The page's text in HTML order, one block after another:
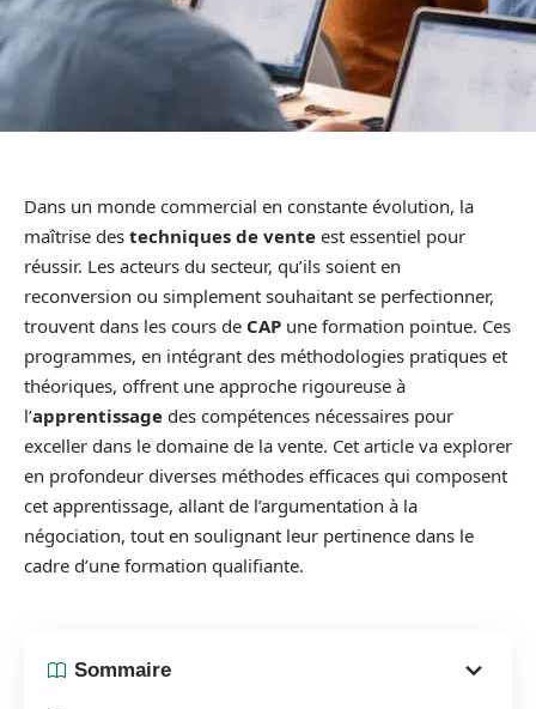
Dans un monde commercial en constante évolution, la
maîtrise des techniques de vente est essentiel pour
réussir. Les acteurs du secteur, qu’ils soient en
reconversion ou simplement souhaitant se perfectionner,
trouvent dans les cours de CAP une formation pointue. Ces
programmes, en intégrant des méthodologies pratiques et
théoriques, offrent une approche rigoureuse à
l’apprentissage des compétences nécessaires pour
exceller dans le domaine de la vente. Cet article va explorer
en profondeur diverses méthodes efficaces qui composent
cet apprentissage, allant de l’argumentation à la
négociation, tout en soulignant leur pertinence dans le
cadre d’une formation qualifiante.
Sommaire